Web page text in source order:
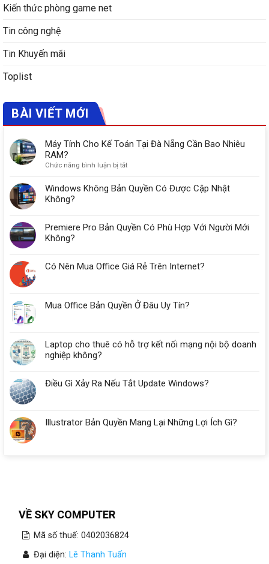
Kiến thức phòng game net
Tin công nghệ
Tin Khuyến mãi
Toplist
BÀI VIẾT MỚI
Máy Tính Cho Kế Toán Tại Đà Nẵng Cần Bao Nhiêu
RAM?
Chức năng bình luận bị tắtở
Tính
Cho
Tại
Bao
Windows Không Bản Quyền Có Được Cập Nhật
Không?
Premiere Pro Bản Quyền Có Phù Hợp Với Người Mới
Không?
Có Nên Mua Office Giá Rẻ Trên Internet?
Mua Office Bản Quyền Ở Đâu Uy Tín?
Laptop cho thuê có hỗ trợ kết nối mạng nội bộ doanh
nghiệp không?
Điều Gì Xảy Ra Nếu Tắt Update Windows?
Illustrator Bản Quyền Mang Lại Những Lợi Ích Gì?
VỀ SKY COMPUTER
Mã số thuế: 0402036824
Đại diện: Lê Thanh Tuấn